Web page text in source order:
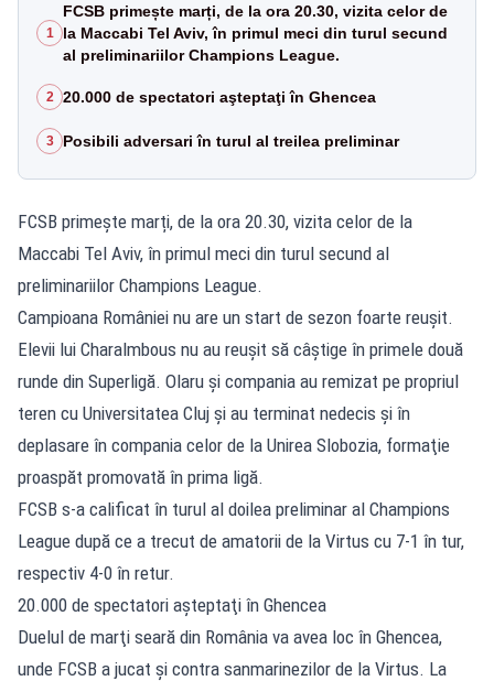
1
FCSB primește marți, de la ora 20.30, vizita celor de
la Maccabi Tel Aviv, în primul meci din turul secund
al preliminariilor Champions League.
2 20.000 de spectatori aşteptaţi în Ghencea
3 Posibili adversari în turul al treilea preliminar
FCSB primește marți, de la ora 20.30, vizita celor de la
Maccabi Tel Aviv, în primul meci din turul secund al
preliminariilor Champions League.
Campioana României nu are un start de sezon foarte reuşit.
Elevii lui Charalmbous nu au reuşit să câştige în primele două
runde din Superligă. Olaru şi compania au remizat pe propriul
teren cu Universitatea Cluj şi au terminat nedecis şi în
deplasare în compania celor de la Unirea Slobozia, formaţie
proaspăt promovată în prima ligă.
FCSB s-a calificat în turul al doilea preliminar al Champions
League după ce a trecut de amatorii de la Virtus cu 7-1 în tur,
respectiv 4-0 în retur.
20.000 de spectatori aşteptaţi în Ghencea
Duelul de marţi seară din România va avea loc în Ghencea,
unde FCSB a jucat și contra sanmarinezilor de la Virtus. La